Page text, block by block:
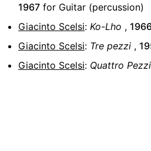
1967 for Guitar (percussion)
Giacinto Scelsi: Ko-Lho ,
Giacinto Scelsi: Tre pezzi ,
Giacinto Scelsi: Quattro